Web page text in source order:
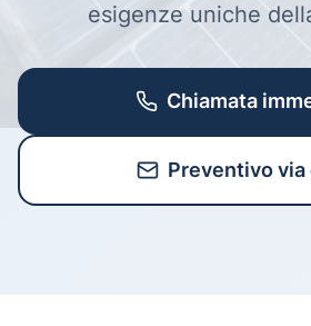
esigenze uniche
Chiamata
Preventivo via